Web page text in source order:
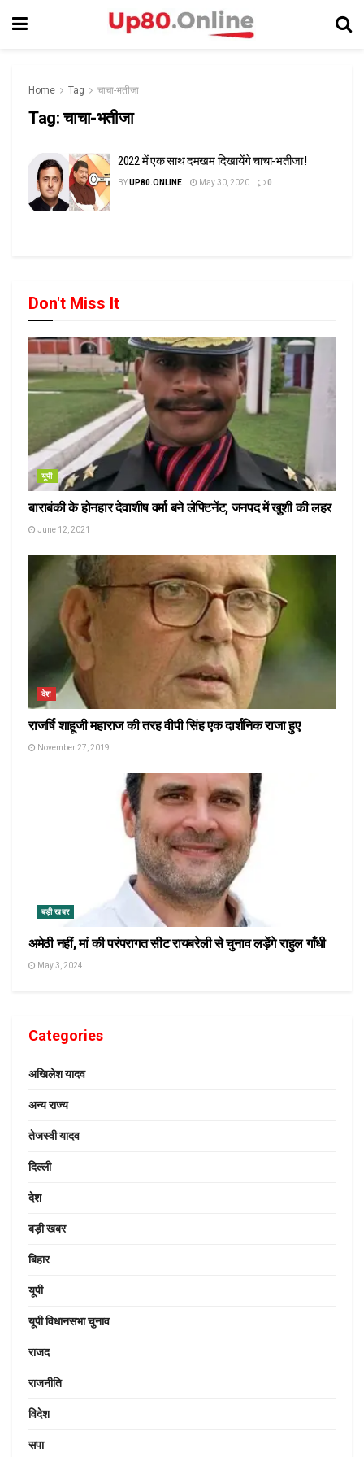
Home Tag चाचा-भतीजा
Tag:चाचा-भतीजा
2022 में एक साथ दमखम दिखायेंगे चाचा-भतीजा !
BYUP80.ONLINE May 30, 2020 0
Don't Miss It
यूपी
बाराबंकी के होनहार देवाशीष वर्मा बने लेफ्टिनेंट, जनपद में खुशी की लहर
June 12, 2021
देश
राजर्षि शाहूजी महाराज की तरह वीपी सिंह एक दार्शनिक राजा हुए
November 27, 2019
बड़ी खबर
अमेठी नहीं, मां की परंपरागत सीट रायबरेली से चुनाव लड़ेंगे राहुल गाँधी
May 3, 2024
Categories
अखिलेश यादव
अन्य राज्य
तेजस्वी यादव
दिल्ली
देश
बड़ी खबर
बिहार
यूपी
यूपी विधानसभा चुनाव
राजद
राजनीति
विदेश
सपा